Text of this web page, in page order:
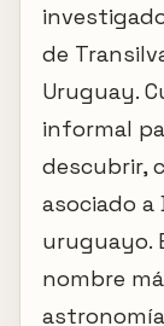
de
Uruguay.
informal
descubrir,
asociado a
uruguayo.
nombre